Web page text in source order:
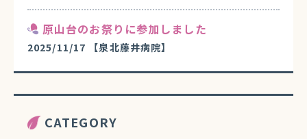
原山台のお祭りに参加しました
2025/11/17 【泉北藤井病院】
CATEGORY